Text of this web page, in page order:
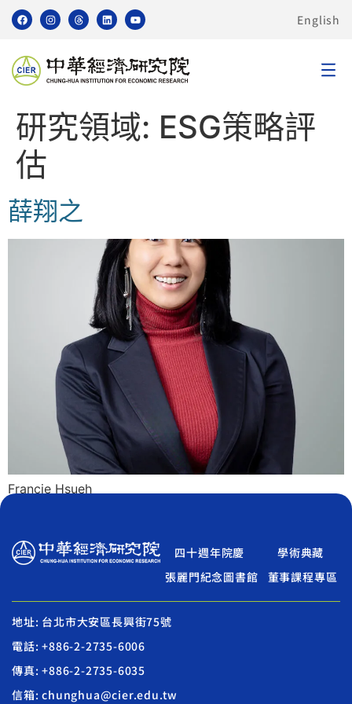
English
研究領域: ESG策略評
估
薛翔之
Francie Hsueh
四十週年院慶
學術典藏
張麗門紀念圖書館
董事課程專區
地址: 台北市大安區長興街75號
電話: +886-2-2735-6006
傳真: +886-2-2735-6035
信箱: chunghua@cier.edu.tw